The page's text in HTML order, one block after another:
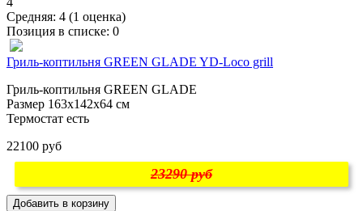
Средняя: 4 (1 оценка)
Позиция в списке: 0
Гриль-коптильня GREEN GLADE YD-Loco grill
Гриль-коптильня GREEN GLADE
Размер 163х142х64 см
Термостат есть
22100 руб
23290 руб